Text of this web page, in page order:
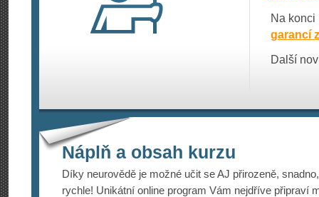
Na
garancí
Další
Náplň a obsah kurzu
Díky neurovědě je možné učit se AJ přirozeně,
rychle! Unikátní online program Vám nejdříve připraví